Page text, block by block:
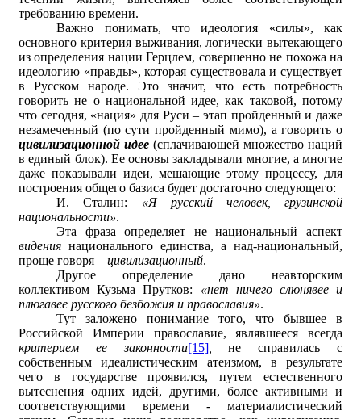
требованию времени.
Важно понимать, что идеология «силы», как
основного критерия выживания, логически вытекающего
из определения нации Герцлем, совершенно не похожа на
идеологию «правды», которая существовала и существует
в Русском народе. Это значит, что есть потребность
говорить не о национальной идее, как таковой, потому
что сегодня, «нация» для Руси – этап пройденный и даже
незамеченный (по сути пройденный мимо), а говорить о
цивилизационной идее (сплачивающей множество наций
в единый блок). Ее основы закладывали многие, а многие
даже показывали идеи, мешающие этому процессу, для
построения общего базиса будет достаточно следующего:
И. Сталин: «Я русский человек, грузинской
национальности».
Эта фраза определяет не национальный аспект
видения национального единства, а над-национальный,
проще говоря – цивилизационный.
Другое определение дано неавторским
коллективом Кузьма Прутков: «нет ничего слюнявее и
плюгавее русского безбожия и православия».
Тут заложено понимание того, что бывшее в
Российской Империи православие, являвшееся всегда
критерием ее законности[15],
не справилась с
собственным идеалистическим атеизмом, в результате
чего в государстве проявился, путем естественного
вытеснения одних идей, другими, более активными и
соответствующими времени - материалистический